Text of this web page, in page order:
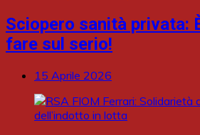
Sciopero sanità privata:
fare sul serio!
15 Aprile 2026